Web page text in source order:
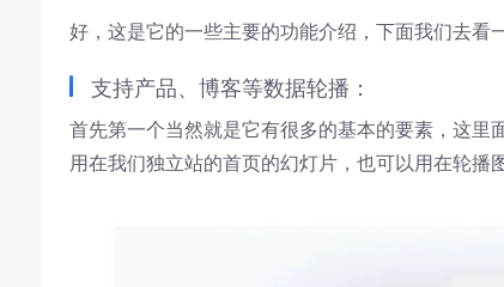
Close Modal Dialog
End of dialog window.
好，这是它的一些主要的功能介绍，下面我们去
支持产品、博客等数据轮播：
首先第一个当然就是它有很多的基本的要素，这
用在我们独立站的首页的幻灯片，也可以用在轮播